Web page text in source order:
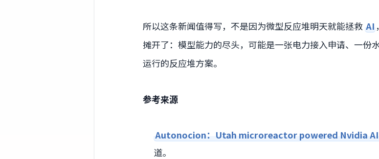
所以这条新闻值得写，不是因为微型反应堆明天就能拯救 AI
摊开了：模型能力的尽头，可能是一张电力接入申请、一份
运行的反应堆方案。
参考来源
Autonocion：Utah microreactor powered Nvidia
道。